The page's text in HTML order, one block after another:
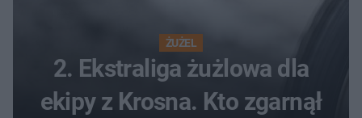
ŻUŻEL
2. Ekstraliga żużlowa dla
ekipy z Krosna. Kto zgarnął